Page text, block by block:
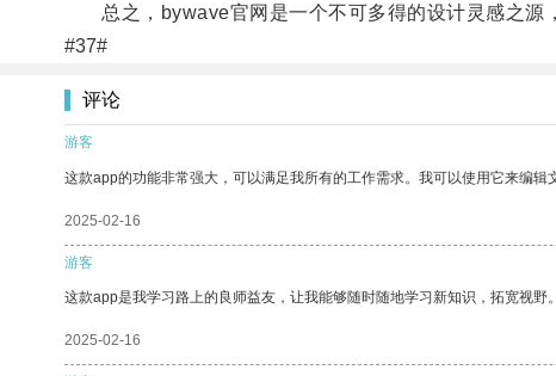
总之，bywave官网是一个不可多得的设计灵感之源
#37#
评论
游客
这款app的功能非常强大，可以满足我所有的工作需求。我可以使用它来编辑
2025-02-16
游客
这款app是我学习路上的良师益友，让我能够随时随地学习新知识，拓宽视野。
2025-02-16